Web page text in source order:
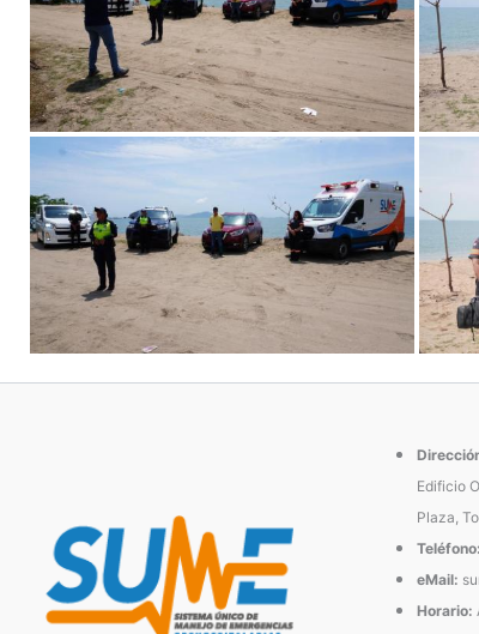
Edificio
Plaza,
Teléfono:
eMail:
Horario: